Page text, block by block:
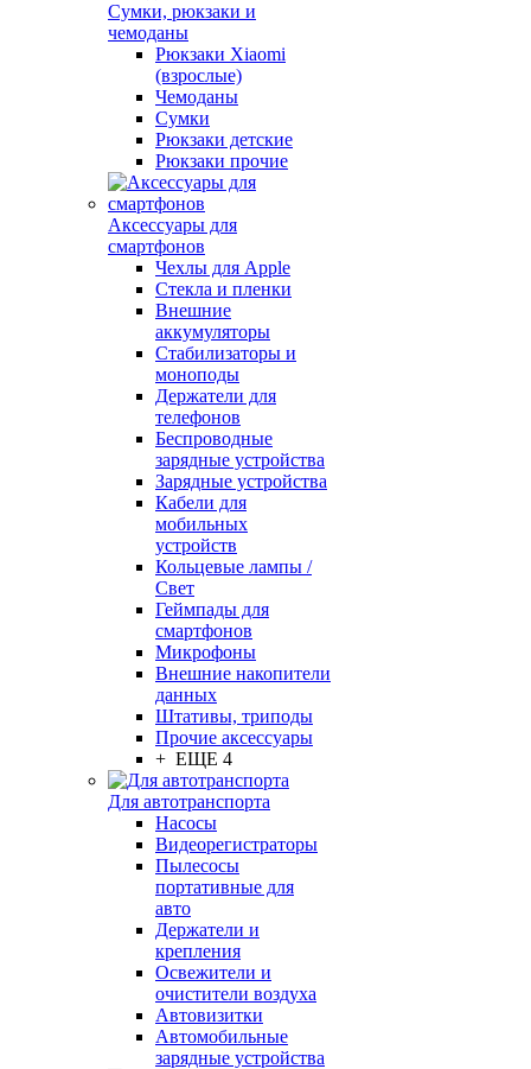
Сумки, рюкзаки и
чемоданы
Рюкзаки Xiaomi
(взрослые)
Чемоданы
Сумки
Рюкзаки детские
Рюкзаки прочие
Аксессуары для
смартфонов
Чехлы для Apple
Стекла и пленки
Внешние
аккумуляторы
Стабилизаторы и
моноподы
Держатели для
телефонов
Беспроводные
зарядные устройства
Зарядные устройства
Кабели для
мобильных
устройств
Кольцевые лампы /
Свет
Геймпады для
смартфонов
Микрофоны
Внешние накопители
данных
Штативы, триподы
Прочие аксессуары
+ ЕЩЕ 4
Для автотранспорта
Насосы
Видеорегистраторы
Пылесосы
портативные для
авто
Держатели и
крепления
Освежители и
очистители воздуха
Автовизитки
Автомобильные
зарядные устройства